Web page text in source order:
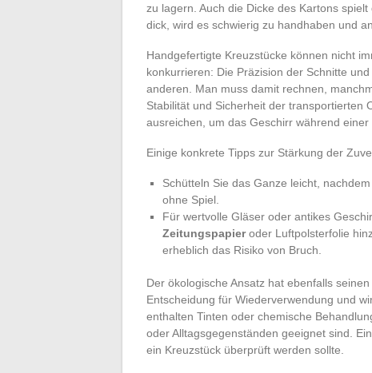
zu lagern. Auch die Dicke des Kartons
dick, wird es schwierig zu handhaben und
Handgefertigte Kreuzstücke können nicht
konkurrieren: Die Präzision der Schnitte
anderen. Man muss damit rechnen,
Stabilität und Sicherheit der transportierten
ausreichen, um das Geschirr während
Einige konkrete Tipps zur Stärkung der
Schütteln Sie das Ganze leicht,
ohne Spiel.
Für wertvolle Gläser oder antikes
Zeitungspapieroder Luftpolsterfolie
erheblich das Risiko von Bruch.
Der ökologische Ansatz hat ebenfalls
Entscheidung für Wiederverwendung und
enthalten Tinten oder chemische
oder Alltagsgegenständen geeignet sind.
ein Kreuzstück überprüft werden sollte.